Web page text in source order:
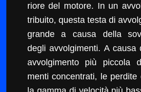
ri­ore del motore. In un
tribuito, ques­ta tes­ta di
grande a causa del­la
degli avvol­gi­men­ti. A causa
avvol­gi­men­to più pic­co­la
men­ti con­cen­trati, le